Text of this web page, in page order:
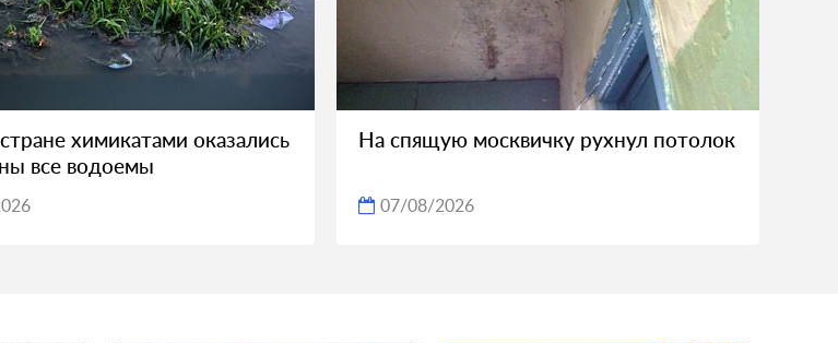
химикатами оказались
все водоемы
На спящую москвичку рухнул потолок
07/08/2026